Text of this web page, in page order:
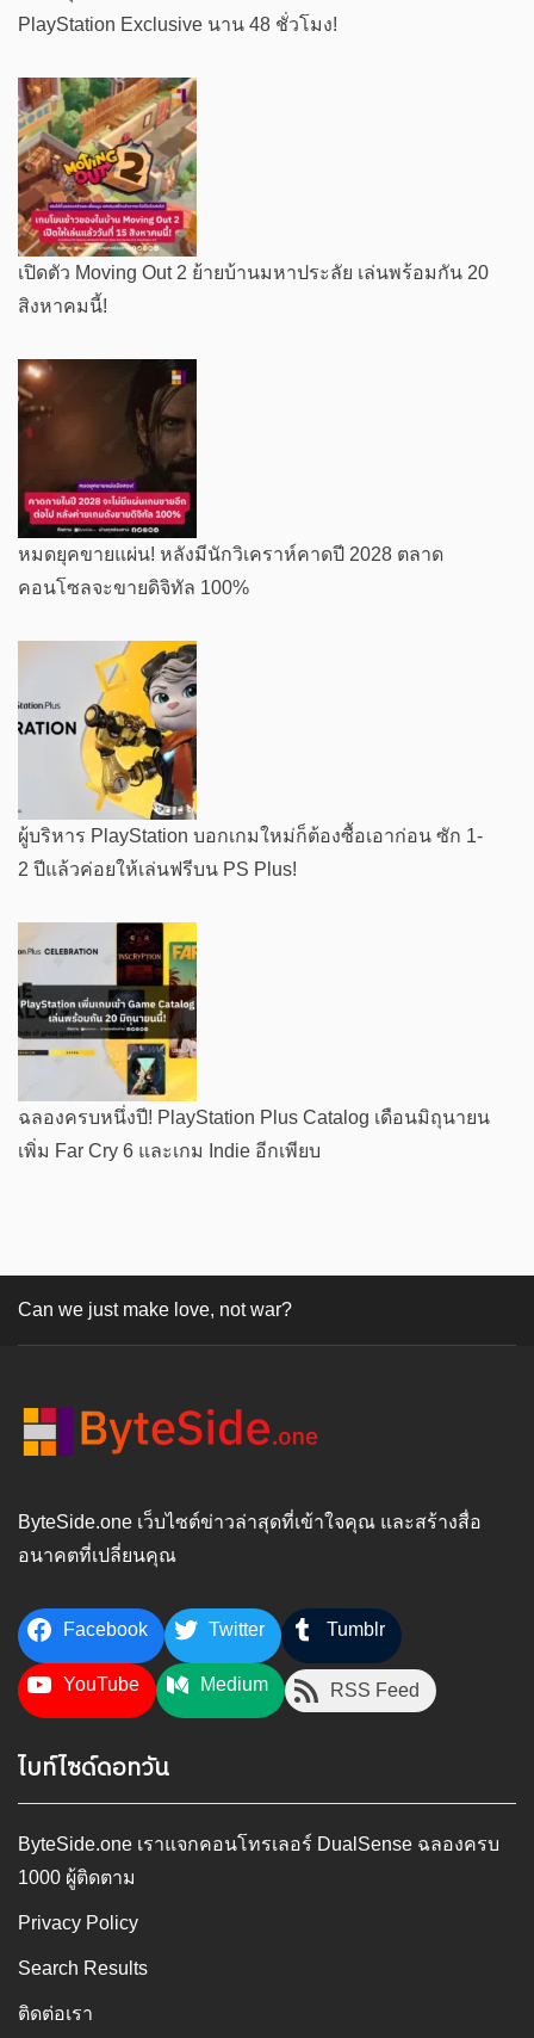
PlayStation Exclusive นาน 48 ชั่วโมง!
เปิดตัว Moving Out 2 ย้ายบ้านมหาประลัย เล่นพร้อมกัน 20
สิงหาคมนี้!
หมดยุคขายแผ่น! หลังมีนักวิเคราห์คาดปี 2028 ตลาด
คอนโซลจะขายดิจิทัล 100%
ผู้บริหาร PlayStation บอกเกมใหม่ก็ต้องซื้อเอาก่อน ซัก 1-
2 ปีแล้วค่อยให้เล่นฟรีบน PS Plus!
ฉลองครบหนึ่งปี! PlayStation Plus Catalog เดือนมิถุนายน
เพิ่ม Far Cry 6 และเกม Indie อีกเพียบ
Can we just make love, not war?
ByteSide.one เว็บไซต์ข่าวล่าสุดที่เข้าใจคุณ และสร้างสื่อ
อนาคตที่เปลี่ยนคุณ
Facebook Twitter Tumblr
YouTube Medium RSS Feed
ไบท์ไซด์ดอทวัน
ByteSide.one เราแจกคอนโทรเลอร์ DualSense ฉลองครบ
1000 ผู้ติดตาม
Privacy Policy
Search Results
ติดต่อเรา